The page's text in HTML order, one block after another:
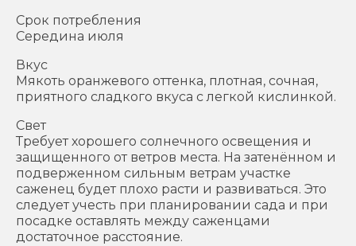
Срок потребления
Середина июля
Вкус
Мякоть оранжевого оттенка, плотная, сочная,
приятного сладкого вкуса с легкой кислинкой.
Свет
Требует хорошего солнечного освещения и
защищенного от ветров места. На затенённом и
подверженном сильным ветрам участке
саженец будет плохо расти и развиваться. Это
следует учесть при планировании сада и при
посадке оставлять между саженцами
достаточное расстояние.